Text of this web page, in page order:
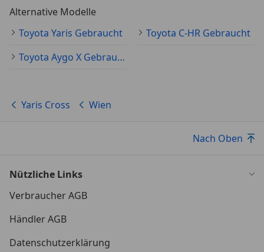
* Toyota Safety Sense 3
* Toyota Smart Connect Multimediasystem
Scheibenwischer
Irrtum und Zwischenverkauf vorbehalten.
Alternative Modelle
Toyota Yaris Gebraucht
Toyota C-HR Gebraucht
Toyota Aygo X Gebraucht
Yaris Cross Wien
Nach Oben
Nützliche Links
Verbraucher AGB
Händler AGB
Datenschutzerklärung